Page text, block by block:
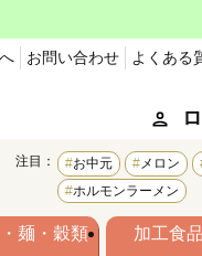
お問い合わせ よくある
注目： お中元 メロン
ホルモンラーメン
麺・穀類 加工食品